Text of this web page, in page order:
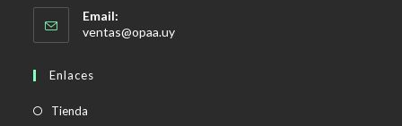
Email:
ventas@opaa.uySe
Enlaces
Tienda